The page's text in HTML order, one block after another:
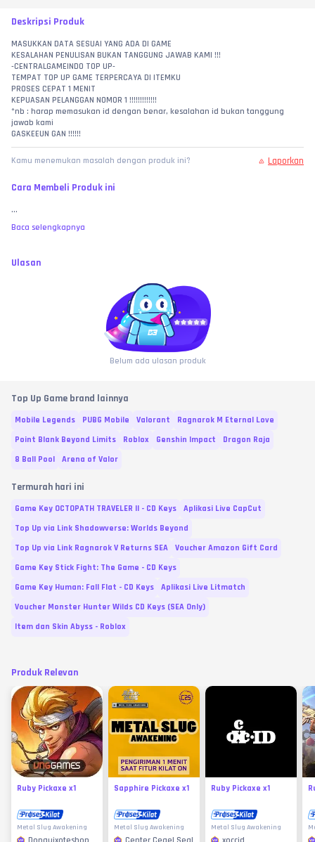
Deskripsi Produk
MASUKKAN DATA SESUAI YANG ADA DI GAME
KESALAHAN PENULISAN BUKAN TANGGUNG JAWAB KAMI !!!
-CENTRALGAMEINDO TOP UP-
TEMPAT TOP UP GAME TERPERCAYA DI ITEMKU
PROSES CEPAT 1 MENIT
KEPUASAN PELANGGAN NOMOR 1 !!!!!!!!!!!!!
*nb : harap memasukan id dengan benar, kesalahan id bukan tanggung
jawab kami
GASKEEUN GAN !!!!!!
Kamu menemukan masalah dengan produk ini? Laporkan
Cara Membeli Produk ini
...
Baca selengkapnya
Ulasan
Belum ada ulasan produk
Top Up Game brand lainnya
Mobile Legends PUBG Mobile Valorant
Ragnarok M Eternal Love
Point Blank Beyond Limits
Roblox Genshin Impact
Dragon Raja
8 Ball Pool
Arena of Valor
Termurah hari ini
Game Key OCTOPATH TRAVELER II - CD Keys
Aplikasi Live CapCut
Top Up via Link Shadowverse: Worlds Beyond
Top Up via Link Ragnarok V Returns SEA
Voucher Amazon Gift Card
Game Key Stick Fight: The Game - CD Keys
Game Key Human: Fall Flat - CD Keys
Aplikasi Live Litmatch
Voucher Monster Hunter Wilds CD Keys (SEA Only)
Item dan Skin Abyss - Roblox
Produk Relevan
Ruby Pickaxe x1
Metal Slug Awakening
Sapphire Pickaxe x1
Metal Slug Awakening
Ruby Pickaxe x1
Metal Slug Awakening